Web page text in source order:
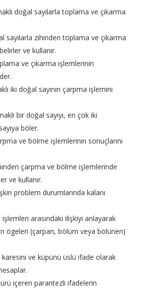
doğal sayılarla toplama ve çıkarma
sayılarla zihinden toplama ve çıkarma
ve kullanır.
ve çıkarma işlemlerinin
iki doğal sayının çarpma işlemini
bir doğal sayıyı, en çok iki
böler.
ve bölme işlemlerinin sonuçlarını
çarpma ve bölme işlemlerinde
ve kullanır.
problem durumlarında kalanı
arasındaki ilişkiyi anlayarak
ögeleri (çarpan, bölüm veya bölünen)
karesini ve küpünü üslü ifade olarak
içeren parantezli ifadelerin